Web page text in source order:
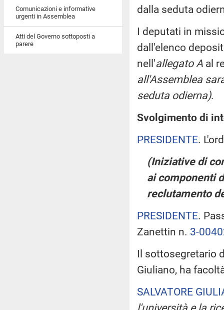
Comunicazioni e informative
urgenti in Assemblea
Atti del Governo sottoposti a
parere
dalla seduta
I deputati in
dall'elenco
nell'allegato A al
all'Assemblea
seduta odierna).
Svolgimento di
PRESIDENTE.
(Iniziative di
ai componenti
reclutamento
PRESIDENTE.
Zanettin n. 3-
Il sottosegretario
Giuliano, ha
SALVATORE